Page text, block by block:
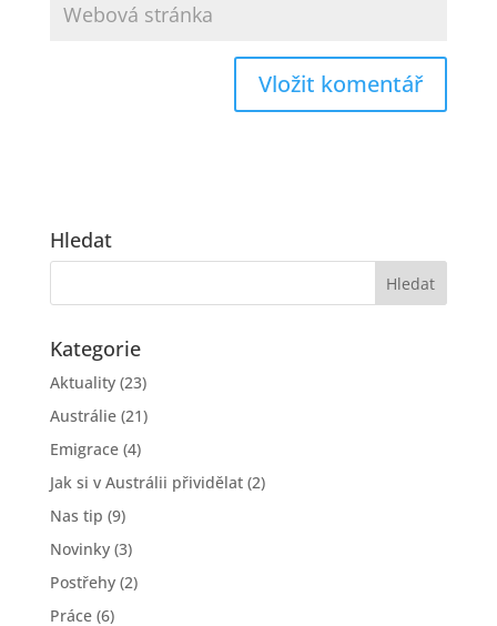
Hledat
Kategorie
Aktuality(23)
Austrálie(21)
Emigrace(4)
Jak si v Austrálii přividělat(2)
Nas tip (9)
Novinky(3)
Postřehy(2)
Práce(6)